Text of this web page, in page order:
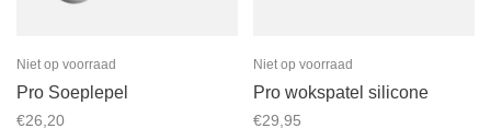
Niet op voorraad
Pro Soeplepel
€26,20
Niet op voorraad
Pro wokspatel silicone
€29,95